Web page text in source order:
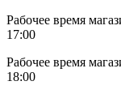
Рабочее время
17:00
Рабочее время
18:00